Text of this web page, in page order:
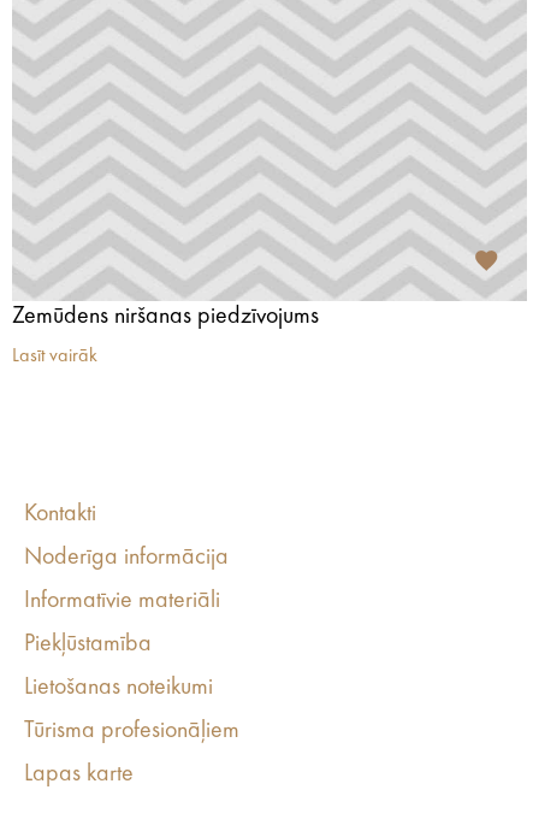
Zemūdens niršanas piedzīvojums
Lasīt vairāk
Kontakti
Noderīga informācija
Informatīvie materiāli
Piekļūstamība
Lietošanas noteikumi
Tūrisma profesionāļiem
Lapas karte